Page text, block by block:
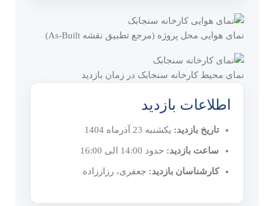
نمای هوایی محل پروژه (مرجع تطبیق نقشه As‑Built)
نمای محیط کارخانه سنجابک در زمان بازدید
اطلاعات بازدید
تاریخ بازدید: یکشنبه 23 آذرماه 1404
ساعت بازدید: حدود 14:00 الی 16:00
کارشناسان بازدید: جعفری، رزاززاده